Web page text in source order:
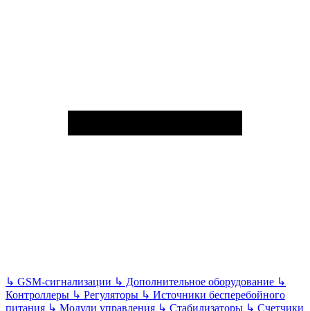
↳ GSM-сигнализации ↳ Дополнительное оборудование ↳
Контроллеры ↳ Регуляторы ↳ Источники бесперебойного
питания ↳ Модули управления ↳ Стабилизаторы ↳ Счетчики